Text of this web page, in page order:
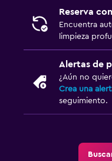
Reserva
Encuentra
limpieza
Alertas de
¿Aún no
Crea una
seguimiento.